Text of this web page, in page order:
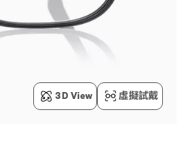
3D View 虛擬試戴